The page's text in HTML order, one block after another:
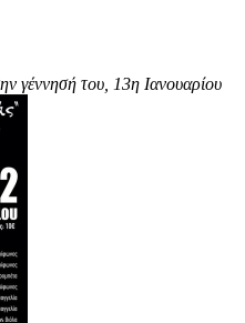
γέννησή του, 13η Ιανουαρίου